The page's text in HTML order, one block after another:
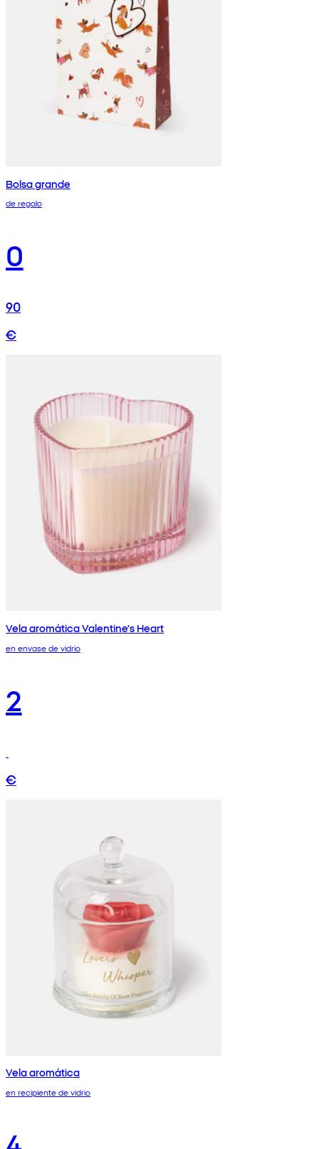
Bolsa grande
de regalo
0
90
€
Vela aromática Valentine's Heart
en envase de vidrio
2
€
Vela aromática
en recipiente de vidrio